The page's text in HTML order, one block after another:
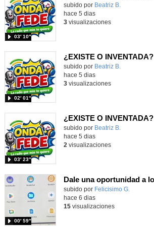
Contenido educativo.
subido por Beatriz B.
03′ 10″
hace 5 dias
3visualizaciones
¿EXISTE O INVENTADA?
Contenido educativo.
subido por Beatriz B.
02′ 01″
hace 5 dias
3visualizaciones
¿EXISTE O INVENTADA?
Contenido educativo.
subido por Beatriz B.
03′ 23″
hace 5 dias
2 visualizaciones
Contenido educativo.
subido por Felicisimo G.
00′ 59″
hace 6 dias
15visualizaciones